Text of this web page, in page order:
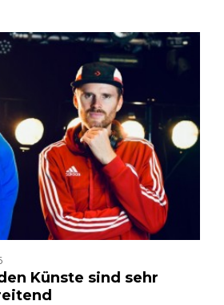
Künste sind sehr